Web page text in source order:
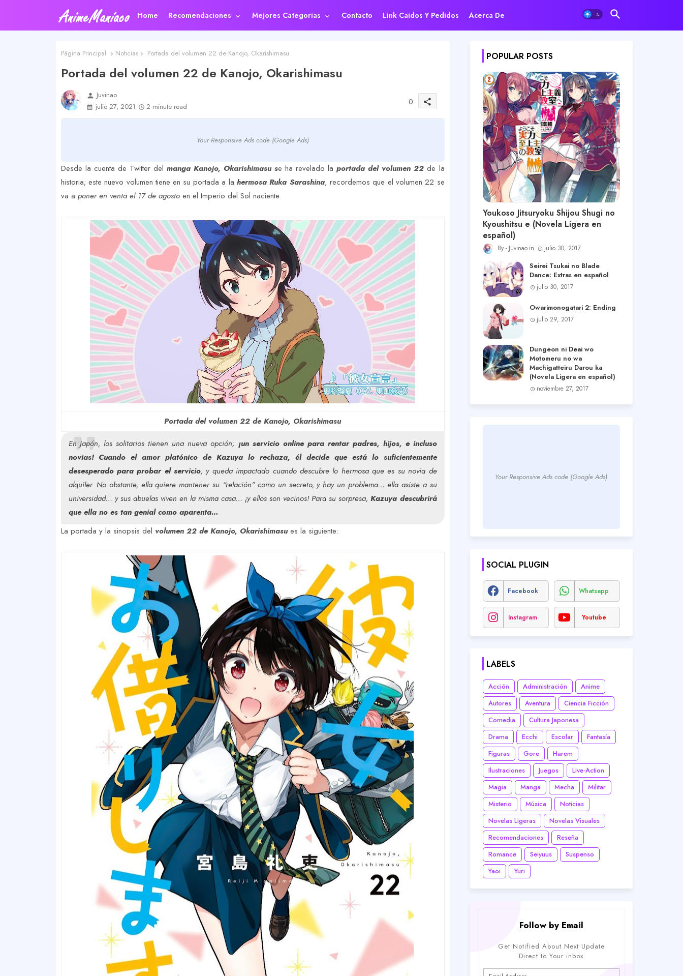
Home Recomendaciones Mejores Categorias Contacto Link Caidos Y Pedidos Acerca De
Página Principal Noticias Portada del volumen 22 de Kanojo, Okarishimasu
Portada del volumen 22 de Kanojo, Okarishimasu
person Juvinao
julio 27, 2021
2 minute read 0 share
Your Responsive Ads code (Google Ads)
Desde la cuenta de Twitter del manga Kanojo, Okarishimasu se ha revelado laportada del volumen 22de la
historia; este nuevo volumen tiene en su portada a la hermosa Ruka Sarashina, recordemos que el volumen 22 se
va a poner en venta el 17 de agosto en el Imperio del Sol naciente.
Portada del volumen 22 de Kanojo, Okarishimasu
En Japón, los solitarios tienen una nueva opción; ¡un servicio online para rentar padres, hijos, e incluso
novias! Cuando el amor platónico de Kazuya lo rechaza, él decide que está lo suficientemente
desesperado para probar el servicio, y queda impactado cuando descubre lo hermosa que es su novia de
alquiler. No obstante, ella quiere mantener su “relación” como un secreto, y hay un problema… ella asiste a su
universidad… y sus abuelas viven en la misma casa… ¡y ellos son vecinos! Para su sorpresa,Kazuya descubrirá
que ella no es tan genial como aparenta…
La portada y la sinopsis del volumen 22 de Kanojo, Okarishimasues la siguiente:
POPULAR POSTS
Youkoso Jitsuryoku Shijou Shugi no
Kyoushitsu e (Novela Ligera en
español)
Juvinao julio 30, 2017
Seirei Tsukai no Blade
Dance: Extras en español
julio 30, 2017
Owarimonogatari 2: Ending
julio 29, 2017
Dungeon ni Deai wo
Motomeru no wa
Machigatteiru Darou ka
(Novela Ligera en español)
noviembre 27, 2017
Your Responsive Ads code (Google Ads)
SOCIAL PLUGIN
Facebook Whatsapp
Instagram Youtube
LABELS
Acción Administración
Anime
Autores
Aventura
Ciencia Ficción
Comedia
Cultura Japonesa
Drama
Ecchi Escolar
Fantasía
Figuras
Gore
Harem
Ilustraciones
Juegos
Live-Action
Magia
Manga Mecha
Militar
Misterio
Música
Noticias
Novelas Ligeras
Novelas Visuales
Recomendaciones
Reseña
Romance
Seiyuus
Suspenso
Yaoi
Yuri
Follow by Email
Get Notified About Next Update
Direct to Your inbox